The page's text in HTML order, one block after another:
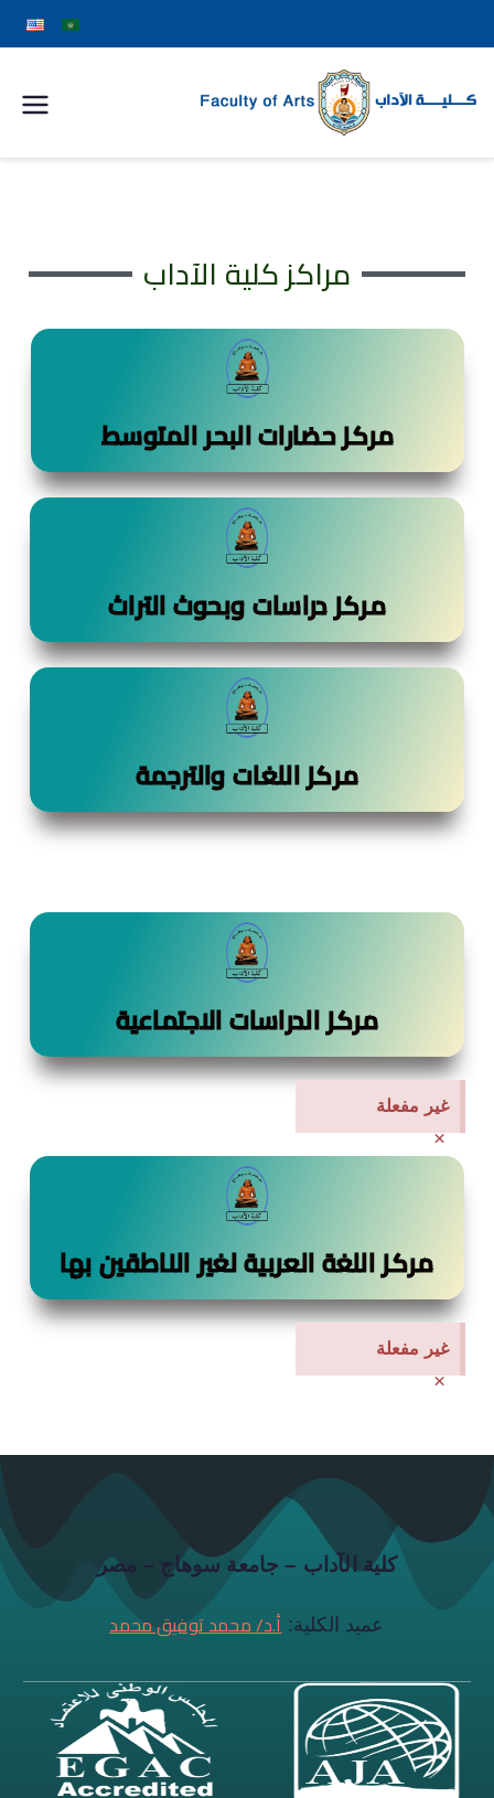
جامعة
سوهاجمراكز كلية الآداب
مركز حضارات البحر المتوسط
مركز دراسات وبحوث التراث
مركز اللغات والترجمة
مركز الدراسات الاجتماعية
غير مفعلة
×
مركز اللغة العربية لغير الناطقين بها
غير مفعلة
×
كلية الآداب – جامعة سوهاج – مصر
عميد الكلية: أ.د/ محمد توفيق محمد